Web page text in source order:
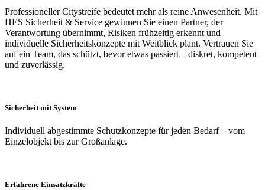
Professioneller Citystreife bedeutet mehr als reine Anwesenheit. Mit
HES Sicherheit & Service gewinnen Sie einen Partner, der
Verantwortung übernimmt, Risiken frühzeitig erkennt und
individuelle Sicherheitskonzepte mit Weitblick plant. Vertrauen Sie
auf ein Team, das schützt, bevor etwas passiert – diskret, kompetent
und zuverlässig.
Sicherheit mit System
Individuell abgestimmte Schutzkonzepte für jeden Bedarf – vom
Einzelobjekt bis zur Großanlage.
Erfahrene Einsatzkräfte